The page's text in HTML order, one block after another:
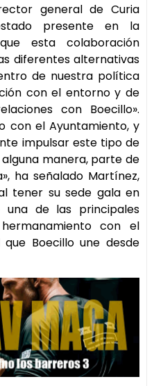
general de Curia
presente en la
esta colaboración
diferentes alternativas
de nuestra política
con el entorno y de
con Boecillo».
con el Ayuntamiento, y
impulsar este tipo de
manera, parte de
ha señalado Martínez,
tener su sede gala en
una de las principales
con el
Boecillo une desde